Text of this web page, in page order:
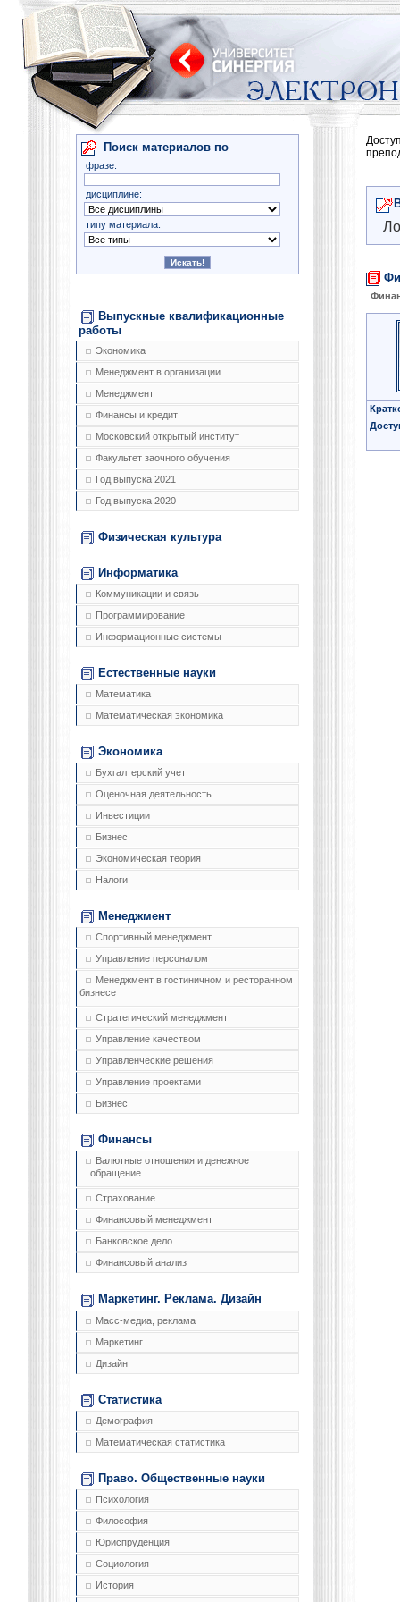
Поиск материалов по
фразе:
дисциплине:
типу материала:
Выпускные квалификационные
работы
Экономика
Менеджмент в организации
Менеджмент
Финансы и кредит
Московский открытый институт
Факультет заочного обучения
Год выпуска 2021
Год выпуска 2020
Физическая культура
Информатика
Коммуникации и связь
Программирование
Информационные системы
Естественные науки
Математика
Математическая экономика
Экономика
Бухгалтерский учет
Оценочная деятельность
Инвестиции
Бизнес
Экономическая теория
Налоги
Менеджмент
Спортивный менеджмент
Управление персоналом
Менеджмент в гостиничном и ресторанном
бизнесе
Стратегический менеджмент
Управление качеством
Управленческие решения
Управление проектами
Бизнес
Финансы
Валютные отношения и денежное
обращение
Страхование
Финансовый менеджмент
Банковское дело
Финансовый анализ
Маркетинг. Реклама. Дизайн
Масс-медиа, реклама
Маркетинг
Дизайн
Статистика
Демография
Математическая статистика
Право. Общественные науки
Психология
Философия
Юриспруденция
Социология
История